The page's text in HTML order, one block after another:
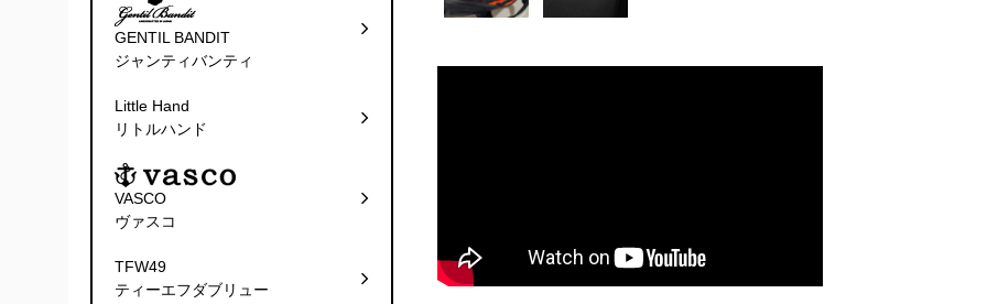
GENTIL BANDIT
ジャンティバンティ
Little Hand
リトルハンド
VASCO
ヴァスコ
TFW49
ティーエフダブリュー